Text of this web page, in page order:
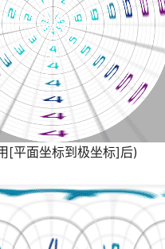
[平面坐标到极坐标]后)